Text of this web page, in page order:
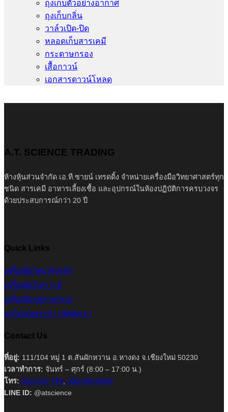
ถุงเก็บตัวอย่างอากาศ
ถุงเก็บกลิ่น
วาล์วเปิด-ปิด
หลอดเก็บสารเคมี
กระดาษกรอง
เสื้อกาวน์
เอกสารดาวน์โหลด
A.T. SCIENCE TRADING
ห้างหุ้นส่วนจำกัด เอ.ที.ซายน์ เทรดดิ้ง จำหน่ายเครื่องมือวิทยาศาสตร์ทุก
ชนิด สารเคมี อาหารเลี้ยงเชื้อ และอุปกรณ์ในห้องปฏิบัติการครบวงจร
ด้วยประสบการณ์กว่า 20 ปี
Quick Links
เครื่องมือวิทยาศาสตร์
เครื่องมือวิเคราะห์
เครื่องมืออุตสาหกรรม
ขอใบเสนอราคา / ติดต่อเรา
Contact Us
ที่อยู่: 111/104 หมู่ 1 ต.สันผักหวาน อ.หางดง จ.เชียงใหม่ 50230
เวลาทำการ: จันทร์ – ศุกร์ (8:00 – 17:00 น.)
โทร: 053-441-794 086-654-5653
LINE ID: @atscience